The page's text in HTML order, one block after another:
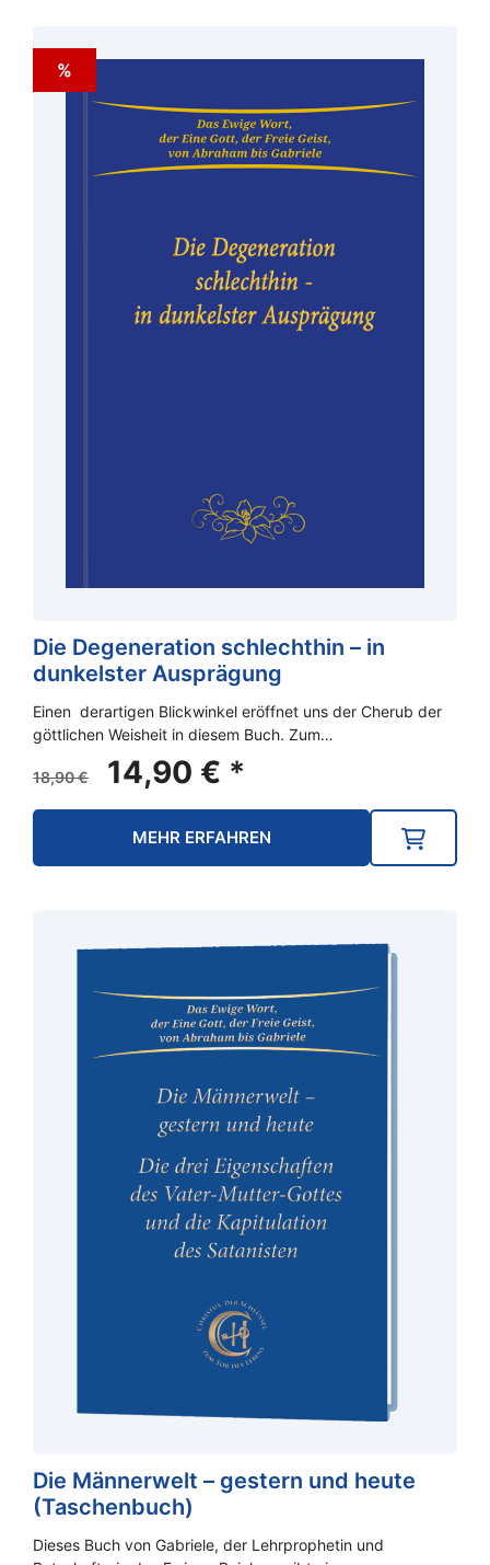
%
Die Degeneration schlechthin – in
dunkelster Ausprägung
Einen derartigen Blickwinkel eröffnet uns der Cherub der
göttlichen Weisheit in diesem Buch. Zum…
18,90€
Ursprünglicher
Preis
war:
18,90 €
14,90 € Aktueller
Preis
ist:
14,90 €.
*
MEHR ERFAHREN
Die Männerwelt – gestern und heute
(Taschenbuch)
Dieses Buch von Gabriele, der Lehrprophetin und